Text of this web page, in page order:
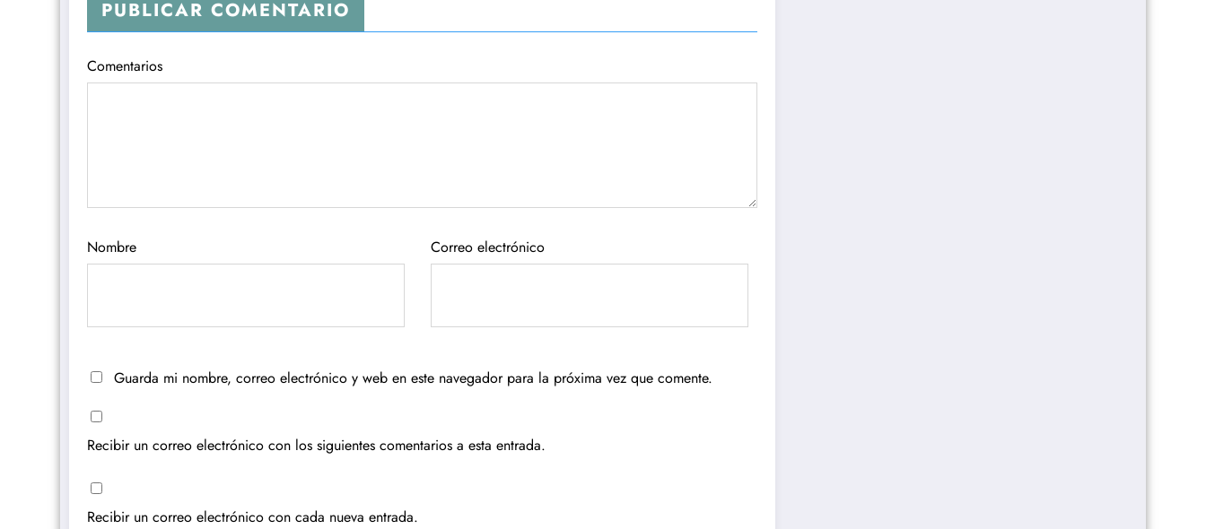
PUBLICAR COMENTARIO
Comentarios
Nombre Correo electrónico
Guarda mi nombre, correo electrónico y web en este navegador para la próxima vez que comente.
Recibir un correo electrónico con los siguientes comentarios a esta entrada.
Recibir un correo electrónico con cada nueva entrada.